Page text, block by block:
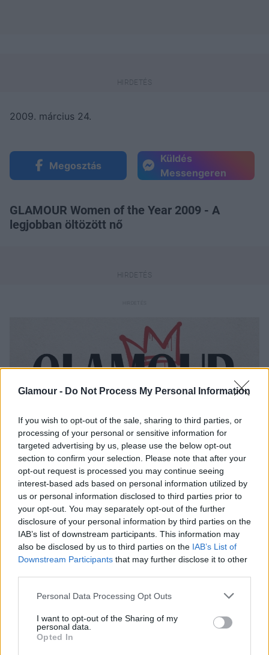
Glamour - Do Not Process My Personal Information
If you wish to opt-out of the sale, sharing to third parties, or
processing of your personal or sensitive information for
targeted advertising by us, please use the below opt-out
section to confirm your selection. Please note that after your
opt-out request is processed you may continue seeing
interest-based ads based on personal information utilized by
us or personal information disclosed to third parties prior to
your opt-out. You may separately opt-out of the further
disclosure of your personal information by third parties on the
IAB’s list of downstream participants. This information may
also be disclosed by us to third parties on the IAB’s List of
Downstream Participants that may further disclose it to other
Please note that this website/app uses one or more Google
not limited to your visit or usage behaviour. You may click to
grant or deny consent to Google and its third-party tags to
use your data for below specified purposes in below Google
Personal Data Processing Opt Outs
I want to opt-out of the Sharing of my
personal data.
Opted In
2009. március 24.
Megosztás
Küldés
Messengeren
GLAMOUR Women of the Year 2009 - A
legjobban öltözött nő
Megosztás